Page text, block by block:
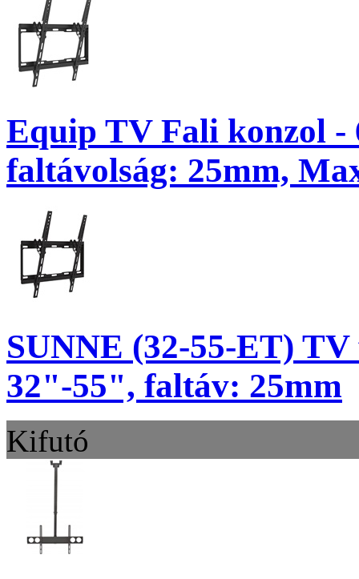
Equip TV Fali konzol -
faltávolság: 25mm,
SUNNE (32-55-ET)
32"-55", faltáv: 25mm
Kifutó